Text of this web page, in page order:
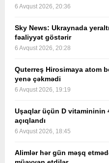
6 Avqust 2026, 20:36
Sky News: Ukraynada
fəaliyyət göstərir
6 Avqust 2026, 20:28
Quterreş Hirosimaya atom
yenə çəkmədi
6 Avqust 2026, 19:19
Uşaqlar üçün D vitamininin
açıqlandı
6 Avqust 2026, 18:45
Alimlər hər gün məşq